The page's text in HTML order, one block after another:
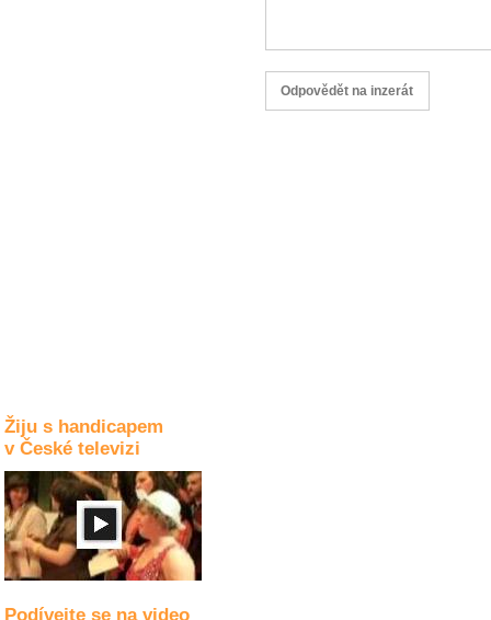
Žiju s handicapem
v České televizi
Podívejte se na video